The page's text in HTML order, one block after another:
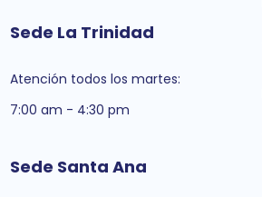
Sede La Trinidad
Atención todos los martes:
7:00 am - 4:30 pm
Sede Santa Ana